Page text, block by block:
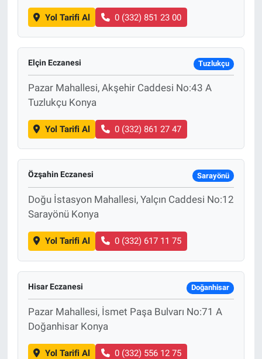
Yol Tarifi Al 0 (332) 851 23 00
Elçin Eczanesi Tuzlukçu
Pazar Mahallesi, Akşehir Caddesi No:43 A
Tuzlukçu Konya
Yol Tarifi Al 0 (332) 861 27 47
Özşahin Eczanesi Sarayönü
Doğu İstasyon Mahallesi, Yalçın Caddesi No:12
Sarayönü Konya
Yol Tarifi Al 0 (332) 617 11 75
Hisar Eczanesi Doğanhisar
Pazar Mahallesi, İsmet Paşa Bulvarı No:71 A
Doğanhisar Konya
Yol Tarifi Al 0 (332) 556 12 75